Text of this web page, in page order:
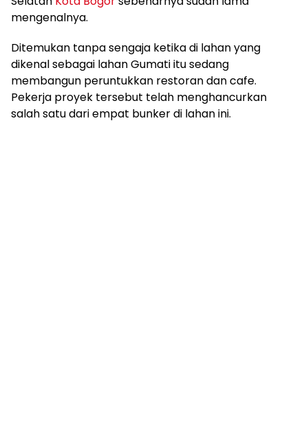
mengenalnya.
Ditemukan tanpa sengaja ketika di lahan yang
dikenal sebagai lahan Gumati itu sedang
membangun peruntukkan restoran dan cafe.
Pekerja proyek tersebut telah menghancurkan
salah satu dari empat bunker di lahan ini.